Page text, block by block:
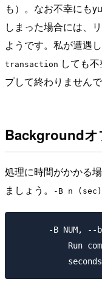
も）。なお不幸にも
しまった場合には、
ようです。私が遭遇
transaction しても
プして終わりませんで
Backgroundオ
処理に時間がかかる
ましょう。
-B n (sec)
-B NUM, --
Run